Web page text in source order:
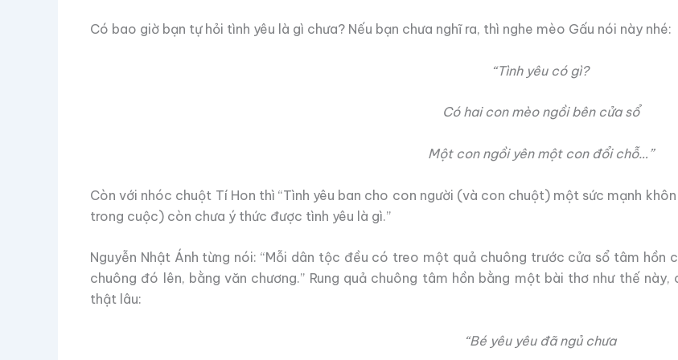
Có bao giờ bạn tự hỏi tình yêu là gì chưa? Nếu bạn chưa nghĩ ra, thì nghe mèo Gấu nói này nhé:
“Tình yêu có gì?
Có hai con mèo ngồi bên cửa sổ
Một con ngồi yên một con đổi chỗ…”
Còn với nhóc chuột Tí Hon thì “Tình yêu ban cho con người (và con chuột) một sức mạnh
trong cuộc) còn chưa ý thức được tình yêu là gì.”
Nguyễn Nhật Ánh từng nói: “Mỗi dân tộc đều có treo một quả chuông trước cửa sổ tâm hồn
chuông đó lên, bằng văn chương.” Rung quả chuông tâm hồn bằng một bài thơ như thế
thật lâu:
“Bé yêu yêu đã ngủ chưa